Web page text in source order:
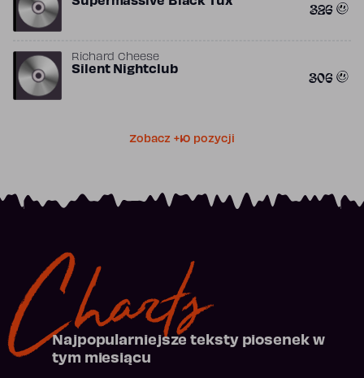
326
Richard Cheese
Silent Nightclub 306
Zobacz +10 pozycji
Charts
Najpopularniejsze teksty piosenek w
tym miesiącu